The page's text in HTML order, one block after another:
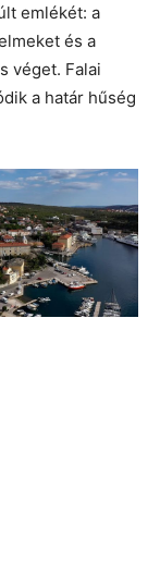
emlékét: a
és a
véget. Falai
a határ hűség